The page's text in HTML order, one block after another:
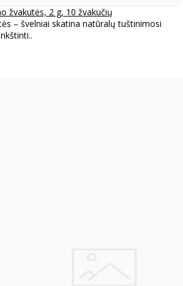
žvakutės, 2 g, 10 žvakučių
– švelniai skatina natūralų tuštinimosi